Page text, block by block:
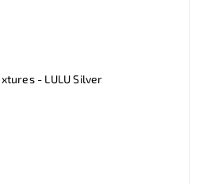
- LULU Silver